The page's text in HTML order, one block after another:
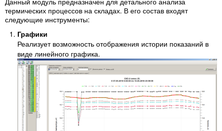
термических процессов на складах. В его состав входят
следующие инструменты:
Графики
Реализует возможность отображения истории показаний в
виде линейного графика.